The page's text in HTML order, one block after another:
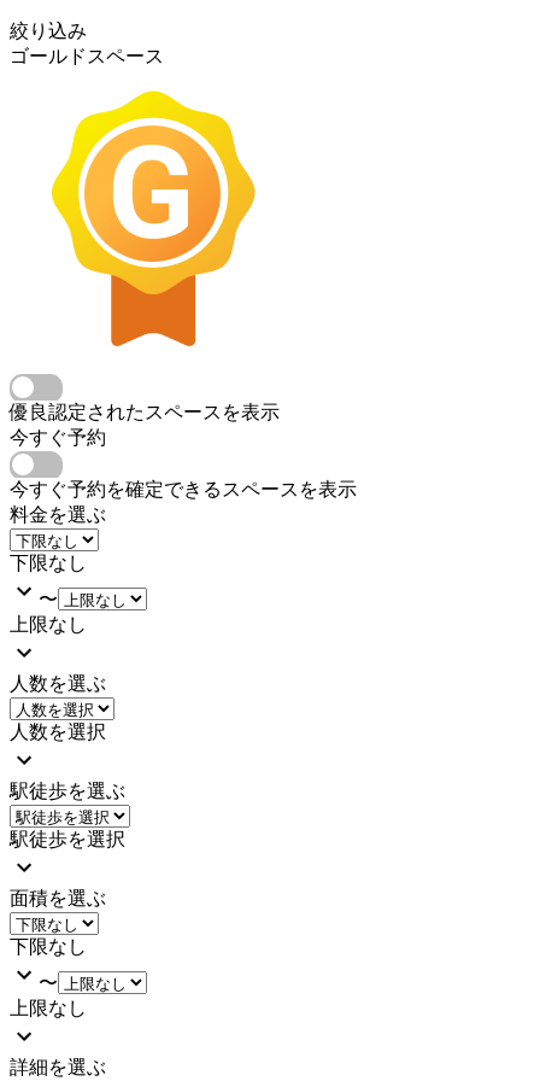
絞り込み
ゴールドスペース
優良認定されたスペースを表示
今すぐ予約
今すぐ予約を確定できるスペースを表示
料金を選ぶ
下限なし
〜
上限なし
人数を選ぶ
人数を選択
駅徒歩を選ぶ
駅徒歩を選択
面積を選ぶ
下限なし
〜
上限なし
詳細を選ぶ